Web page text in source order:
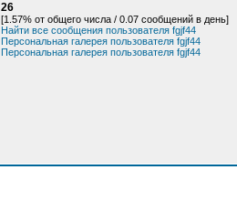
26
[1.57% от общего числа / 0.07 сообщений в день]
Найти все сообщения пользователя fgjf44
Персональная галерея пользователя fgjf44
Персональная галерея пользователя fgjf44